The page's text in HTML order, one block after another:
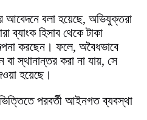
আবেদনে বলা হয়েছে, অভিযুক্তরা
ব্যাংক হিসাব থেকে টাকা
করছেন। ফলে, অবৈধভাবে
স্থানান্তর করা না যায়, সে
হয়েছে।
পরবর্তী আইনগত ব্যবস্থা